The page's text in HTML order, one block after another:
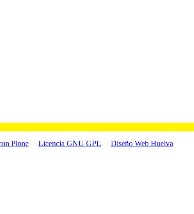
Plone
Licencia GNU GPL
Diseño Web Huelva